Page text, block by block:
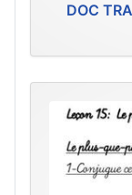
DOC